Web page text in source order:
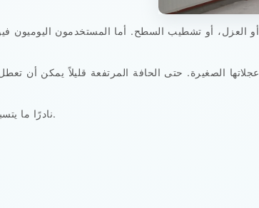
أو تشطيب السطح. أما المستخدمون اليوميون
الصغيرة. حتى الحافة المرتفعة قليلاً يمكن أن
نادرًا ما يتسبب التصادم الواحد في أضرار جسيمة. لكن التكرار هو ما يخلق المشاكل.